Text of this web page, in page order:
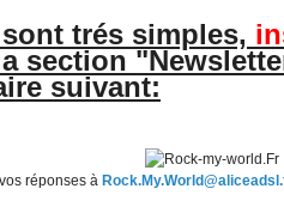
trés simples,
section
suivant:
réponses à